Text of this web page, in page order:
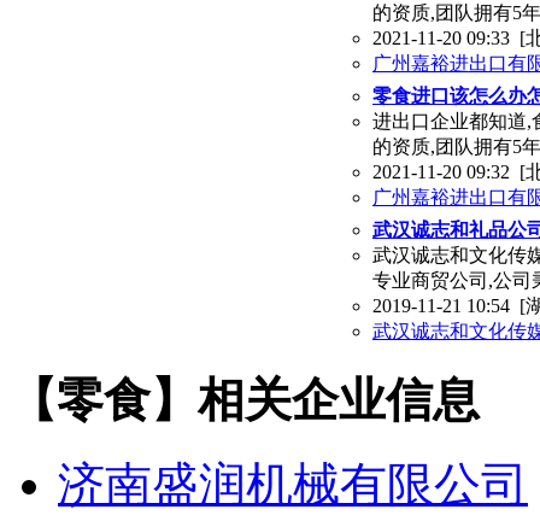
的资质,团队拥有5
2021-11-20 09:33 [
广州嘉裕进出口有
零食进口该怎么办
进出口企业都知道,
的资质,团队拥有5
2021-11-20 09:32 [
广州嘉裕进出口有
武汉诚志和礼品公
武汉诚志和文化传
专业商贸公司,公司
2019-11-21 10:54 [
武汉诚志和文化传
【零食】相关企业信息
济南盛润机械有限公司